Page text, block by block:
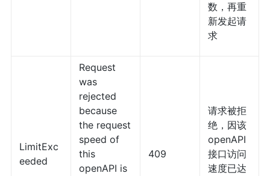
数，再重
新发起请
求
LimitExc
eeded
Request
was
rejected
because
the request
speed of
this
openAPI is
409
请求被拒
绝，因该
openAPI
接口访问
速度已达